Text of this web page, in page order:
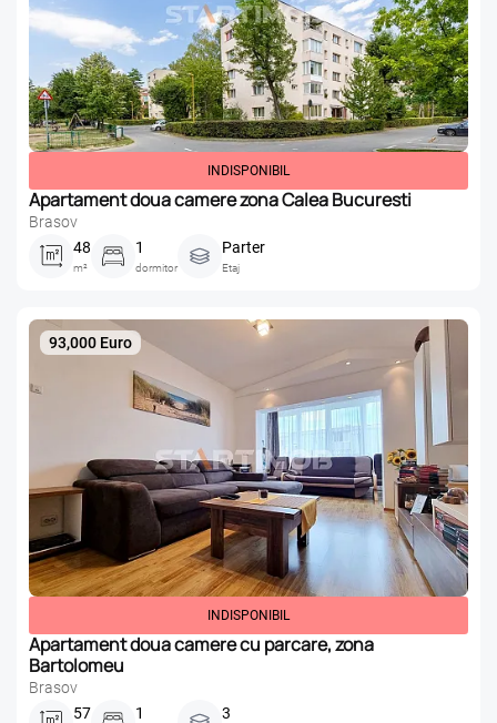
INDISPONIBIL
Apartament doua camere zona Calea Bucuresti
Brasov
48
m²
1
dormitor
Parter
Etaj
93,000 Euro
INDISPONIBIL
Apartament doua camere cu parcare, zona
Bartolomeu
Brasov
57 1 3